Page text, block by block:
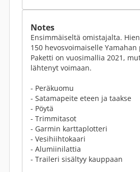
Notes
Ensimmäiseltä omistajalta.
150 hevosvoimaiselle
Paketti on vuosimallia 2021,
lähtenyt voimaan.
- Peräkuomu
- Satamapeite eteen ja taakse
- Pöytä
- Trimmitasot
- Garmin karttaplotteri
- Vesihiihtokaari
- Alumiinilattia
- Traileri sisältyy kauppaan